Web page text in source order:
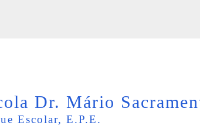
Dr. Mário
Escolar, E.P.E.